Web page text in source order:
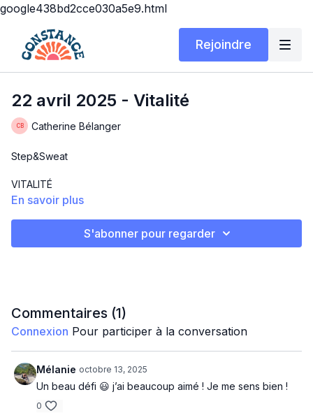
google438bd2cce030a5e9.html
Rejoindre
22 avril 2025 - Vitalité
Catherine Bélanger
Step&Sweat
VITALITÉ
Cours de step spécial avec chrono.
Et on recommence rapidement après.
Efficace et rapide
Matériel : Step/ Bouteille d'eau / Serviette
En savoir plus
S'abonner pour regarder
Commentaires (1)
Connexion Pour participer à la conversation
Mélanie octobre 13, 2025
Un beau défi 😃 j’ai beaucoup aimé ! Je me sens bien !
0